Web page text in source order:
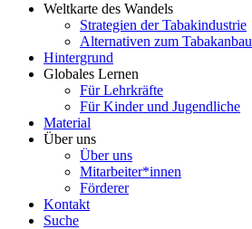
Weltkarte des Wandels
Strategien der Tabakindustrie
Alternativen zum Tabakanbau
Hintergrund
Globales Lernen
Für Lehrkräfte
Für Kinder und Jugendliche
Material
Über uns
Über uns
Mitarbeiter*innen
Förderer
Kontakt
Suche